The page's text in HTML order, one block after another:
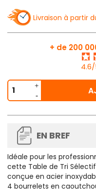
Livraison à partir
+ de 200
EN BREF
Idéale pour les
cette Table de Tri
conçue en acier
4 bourrelets en